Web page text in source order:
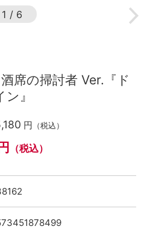
1 / 6
席の掃討者 Ver.『ド
』
円 （税込）
円 （税込）